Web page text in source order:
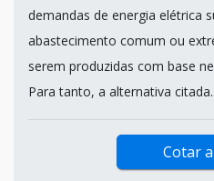
demandas de energia elétrica
abastecimento comum ou
serem produzidas com base
Para tanto, a alternativa
Cotar